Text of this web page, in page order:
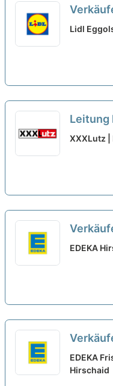
30
Lidl
Leitung
XXXLutz |
EDEKA
EDEKA
Hirschaid